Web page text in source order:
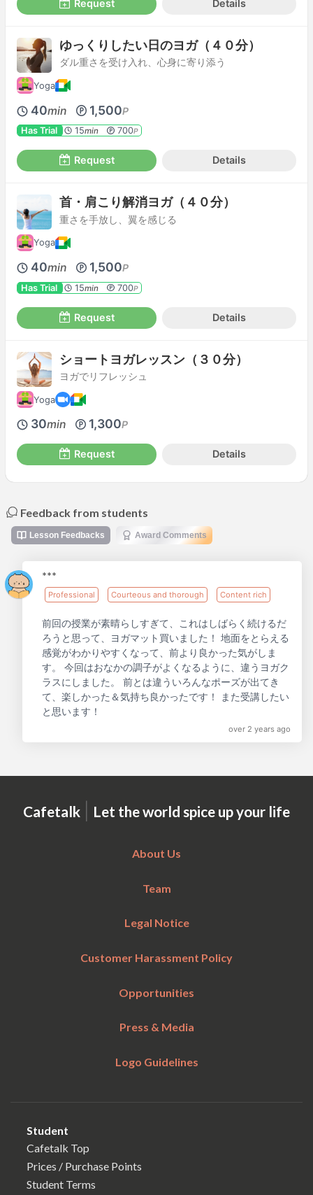
Request Details
ゆっくりしたい日のヨガ（４０分）
ダル重さを受け入れ、心身に寄り添う
Yoga
40min 1,500P
Has Trial 15min 700P
Request Details
首・肩こり解消ヨガ（４０分）
重さを手放し、翼を感じる
Yoga
40min 1,500P
Has Trial 15min 700P
Request Details
ショートヨガレッスン（３０分）
ヨガでリフレッシュ
Yoga
30min 1,300P
Request Details
Feedback from students
Lesson Feedbacks Award Comments
***
Professional Courteous and thorough Content rich
前回の授業が素晴らしすぎて、これはしばらく続けるだ
ろうと思って、ヨガマット買いました！ 地面をとらえる
感覚がわかりやすくなって、前より良かった気がしま
す。 今回はおなかの調子がよくなるように、違うヨガク
ラスにしました。 前とは違ういろんなポーズが出てき
て、楽しかった＆気持ち良かったです！ また受講したい
と思います！
over 2 years ago
Cafetalk | Let the world spice up your life
About Us
Team
Legal Notice
Customer Harassment Policy
Opportunities
Press & Media
Logo Guidelines
Student
Cafetalk Top
Prices / Purchase Points
Student Terms